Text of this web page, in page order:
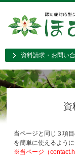
資料請求・お問い
資
当ページと同じ３項
を簡単に使えるよう
※当ページ（